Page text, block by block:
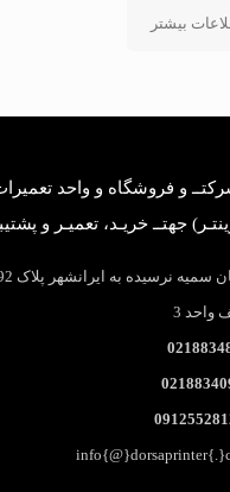
بیشتر
و فروشگاه و واحد
جهتــ خریـد، تعمیـر و
3